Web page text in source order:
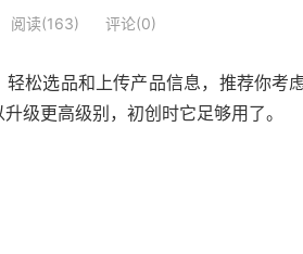
阅读(163) 评论(0)
松选品和上传产品信息，推荐你考
级更高级别，初创时它足够用了。